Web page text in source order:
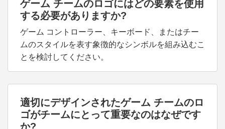
ゲーム チームのロゴにはどの要素を使用
する必要がありますか?
ゲーム コントローラー、キーボード、またはチー
ムのスタイルを表す象徴的なシンボルを組み込むこ
とを検討してください。
適切にデザインされたゲーム チームのロ
ゴがチームにとって重要なのはなぜです
か?